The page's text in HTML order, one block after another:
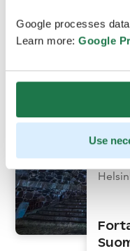
Google processes
Learn more: Google
Use